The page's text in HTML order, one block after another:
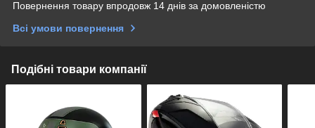
Повернення товару впродовж 14 днів за домовленістю
Всі умови повернення
Подібні товари компанії